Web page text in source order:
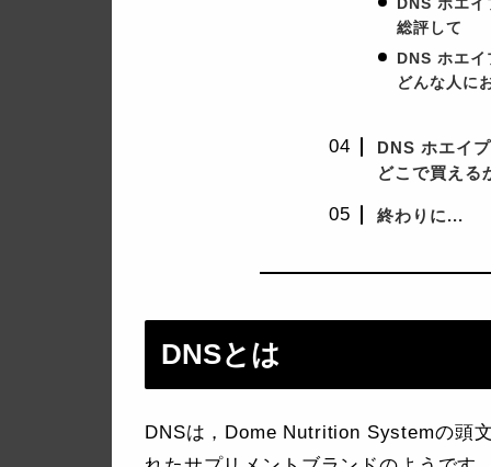
DNS ホエ
総評して
DNS ホエ
どんな人に
DNS ホエイ
どこで買える
終わりに...
DNSとは
DNSは，Dome Nutrition Systemの頭